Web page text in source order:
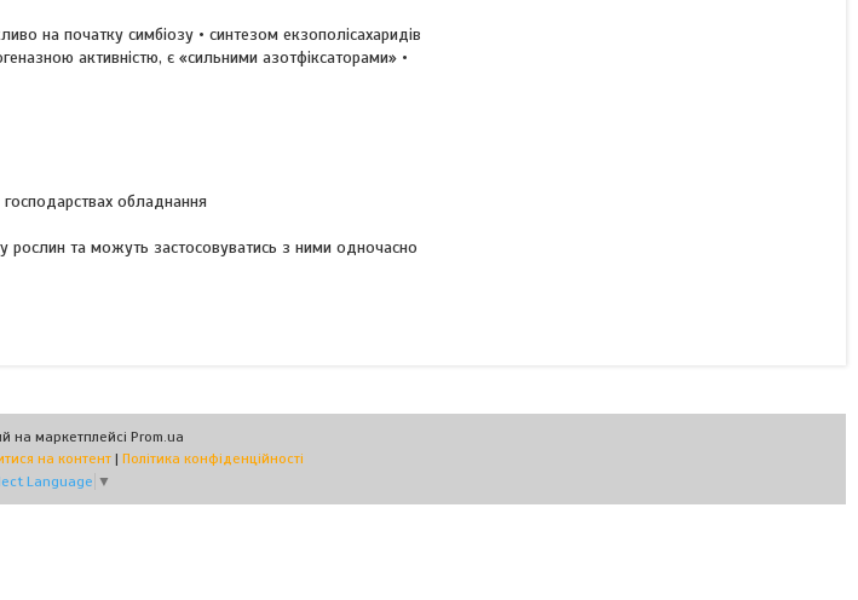
на початку симбіозу • синтезом екзополісахаридів
активністю, є «сильними азотфіксаторами» •
обладнання
рослин та можуть застосовуватись з ними одночасно
на маркетплейсі Prom.ua
на контент | Політика конфіденційності
Language ▼